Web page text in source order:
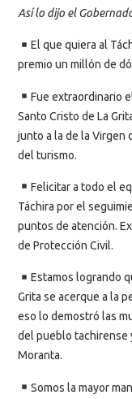
Así lo dijo el
El que quiera al
premio un millón de
Fue extraordinario
Santo Cristo de La
junto a la de la Virgen
del turismo.
Felicitar a todo el
Táchira por el
puntos de atención.
de Protección Civil.
Estamos logrando
Grita se acerque a la
eso lo demostró las
del pueblo tachirense
Moranta.
Somos la mayor